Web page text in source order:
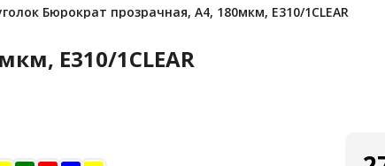
Бюрократ прозрачная, A4, 180мкм, E310/1CLEAR
E310/1CLEAR